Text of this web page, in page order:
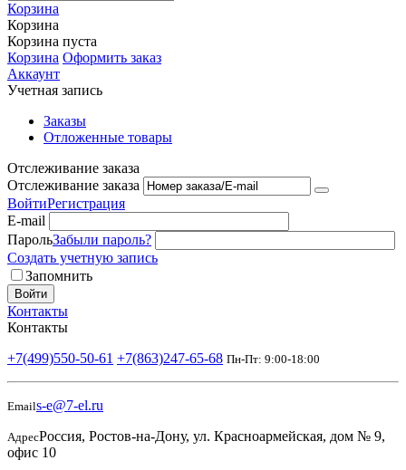
Корзина
Корзина
Корзина пуста
Корзина Оформить заказ
Аккаунт
Учетная запись
Заказы
Отложенные товары
Отслеживание заказа
Отслеживание заказа
ВойтиРегистрация
E-mail
ПарольЗабыли пароль?
Создать учетную запись
Запомнить
Войти
Контакты
Контакты
+7(499)550-50-61 +7(863)247-65-68 Пн-Пт: 9:00-18:00
Emails-e@7-el.ru
АдресРоссия, Ростов-на-Дону, ул. Красноармейская, дом № 9,
офис 10